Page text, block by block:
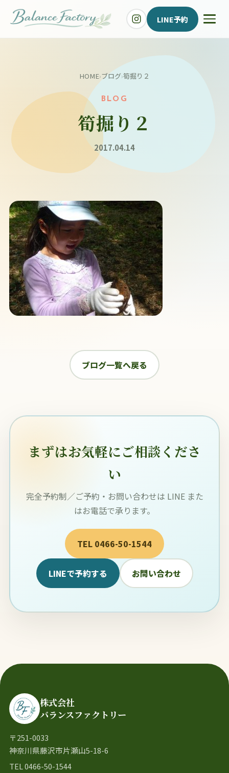
LINE予約
HOME›ブログ›筍掘り２
BLOG
筍掘り２
2017.04.14
ブログ一覧へ戻る
まずはお気軽にご相談くださ
い
完全予約制／ご予約・お問い合わせは LINE また
はお電話で承ります。
TEL 0466-50-1544
LINEで予約する お問い合わせ
株式会社
バランスファクトリー
〒251-0033
神奈川県藤沢市片瀬山5-18-6
TEL 0466-50-1544